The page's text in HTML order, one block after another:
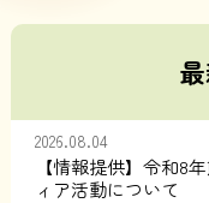
2026.08.04
【情報提供】令和8
ィア活動について